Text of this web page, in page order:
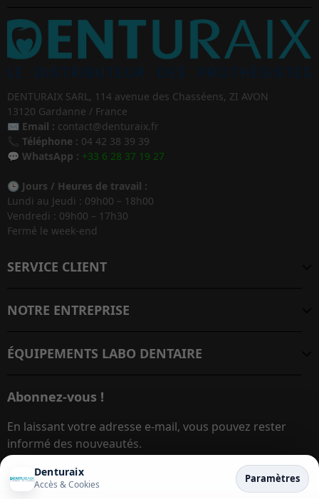
DENTURAIX SARL, 114 avenue des Chasséens, ZI AVON
13120 Gardanne / France
✉️ Email : contact@denturaix.fr
Téléphone : 04 42 38 39 39
💬 WhatsApp : +33 6 28 37 19 27
🕒 Jours / Heures de travail :
Lundi au Jeudi : 09h00 – 18h00
Vendredi : 09h00 – 17h30
Fermé le week-end
SERVICE CLIENT
NOTRE ENTREPRISE
ÉQUIPEMENTS LABO DENTAIRE
Abonnez-vous !
En laissant votre adresse e-mail, vous pouvez rester
informé des nouveautés.
S’inscrire
Denturaix
Accès & Cookies Paramètres